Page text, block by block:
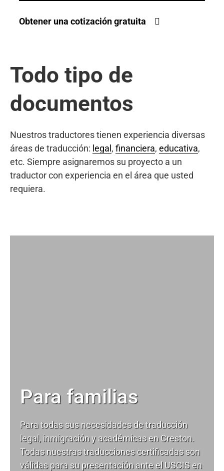
Obtener una cotización gratuita
Todo tipo de
documentos
Nuestros traductores tienen experiencia diversas
áreas de traducción: legal , financiera, educativa,
etc. Siempre asignaremos su proyecto a un
traductor con experiencia en el área que usted
requiera.
Para familias
Para todas sus necesidades detraducción
legal, inmigración y académicas en Creston.
Todas nuestras traducciones certificadas son
válidas para su presentación ante el USCIS en